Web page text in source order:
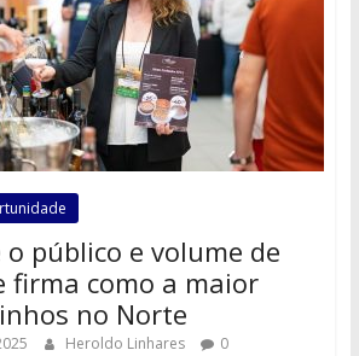
o público e volume de
firma como a maior
no Norte
Heroldo Linhares 0